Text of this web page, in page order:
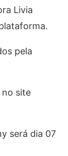
Livia
pela
no site
será dia 07